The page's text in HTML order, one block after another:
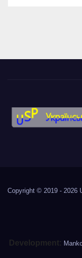
Copyright © 2019 - 2026
Development: